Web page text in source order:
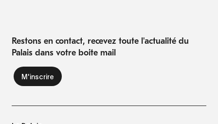
Restons en contact, recevez toute l'actualité du
Palais dans votre boite mail